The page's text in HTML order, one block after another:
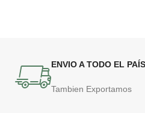
somos los fabricantes. De alta
producción. Si estas pensando
equipar tu negocio con una
ENVIO A TODO EL PAÍS
Tambien Exportamos